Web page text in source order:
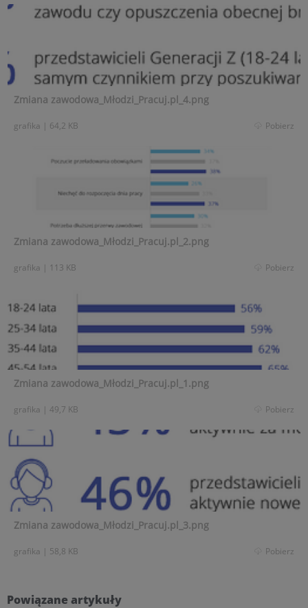
Zmiana zawodowa_Młodzi_Pracuj.pl_4.png
grafika | 64,2 KB Pobierz
Zmiana zawodowa_Młodzi_Pracuj.pl_2.png
grafika | 113 KB Pobierz
Zmiana zawodowa_Młodzi_Pracuj.pl_1.png
grafika | 49,7 KB Pobierz
Zmiana zawodowa_Młodzi_Pracuj.pl_3.png
grafika | 58,8 KB Pobierz
Powiązane artykuły